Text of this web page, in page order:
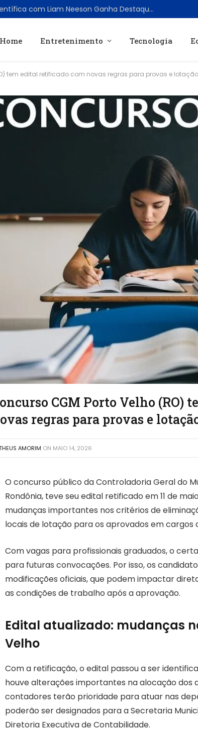
Filme de Ficção Científica com Liam Neeson Ganha Destaque no Prime Video em 2026
Home Entretenimento Tecnologia
tem edital retificado com novas regras para provas e lotação
CGM Porto Velho (RO)
regras para provas e
AMORIM ON MAIO 14, 2026
O concurso público da Controladoria Geral do
Rondônia, teve seu edital retificado em 11 de
mudanças importantes nos critérios de
locais de lotação para os aprovados em cargos
Com vagas para profissionais graduados, o
para futuras convocações. Por isso, os
modificações oficiais, que podem impactar
as condições de trabalho após a aprovação.
Edital atualizado: mudanças
Velho
Com a retificação, o edital passou a ser
houve alterações importantes na alocação dos
contadores terão prioridade para atuar nas
poderão ser designados para a Secretaria
Diretoria Executiva de Contabilidade.